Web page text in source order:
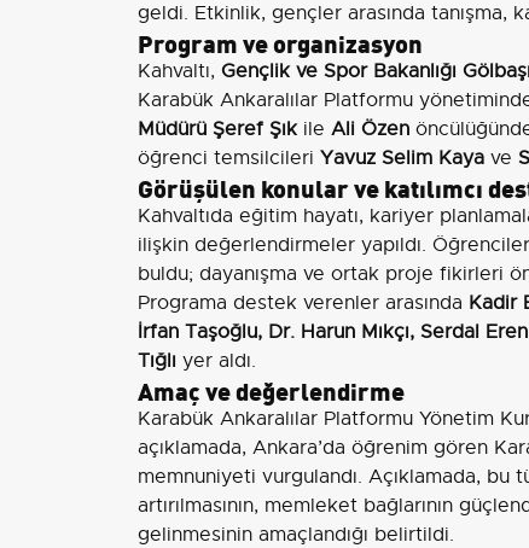
geldi. Etkinlik, gençler arasında tanışma,
Program ve organizasyon
Kahvaltı, Gençlik ve Spor Bakanlığı
Karabük Ankaralılar Platformu
Müdürü Şeref Şıkile Ali Özen
öğrenci temsilcileri Yavuz Selim Kaya ve
Görüşülen konular ve katılımcı
Kahvaltıda eğitim hayatı, kariyer
ilişkin değerlendirmeler yapıldı.
buldu; dayanışma ve ortak proje fikirleri
Programa destek verenler arasında Kadir
İrfan Taşoğlu, Dr. Harun Mıkçı, Serdal
Tığlı yer aldı.
Amaç ve değerlendirme
Karabük Ankaralılar Platformu Yönetim
açıklamada, Ankara’da öğrenim gören
memnuniyeti vurgulandı. Açıklamada, bu
artırılmasının, memleket bağlarının
gelinmesinin amaçlandığı belirtildi.